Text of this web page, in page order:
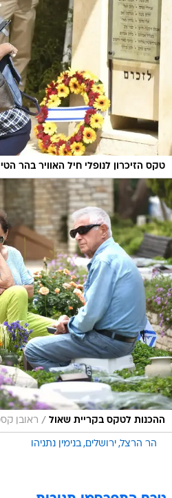
טקס הזיכרון לנופלי חיל האוויר בהר
ההכנות לטקס בקריית שאול / ראובן
הר הרצל ירושלים בנימין נתניהו